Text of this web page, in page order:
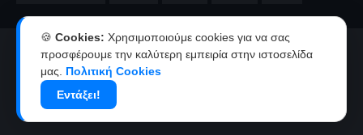
Αρχική Ταυτότητα
Όροι χρήσης-Πολιτική απορρήτου
Επικοινωνία-Διαφήμιση
Copyright ©2026 kainourgiopress-Νέα από το Καινούργιο,το Αγρίνιο
🍪 Cookies: Χρησιμοποιούμε cookies για να σας
προσφέρουμε την καλύτερη εμπειρία στην ιστοσελίδα
μας. Πολιτική Cookies
Εντάξει!